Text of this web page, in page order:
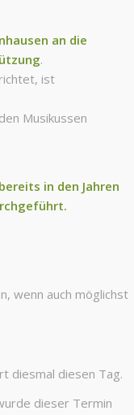
an die
.
ist
Musikussen
in den Jahren
wenn auch möglichst
diesmal diesen Tag.
dieser Termin